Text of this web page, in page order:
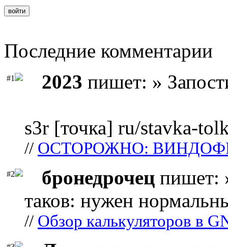
Последние комментарии
#1 2023 пишет: »
s3r [точка] ru/stavka-
// ОСТОРОЖНО:
#2 бронедрочец пишет:
таков: нужен
// Обзор калькуляторов в